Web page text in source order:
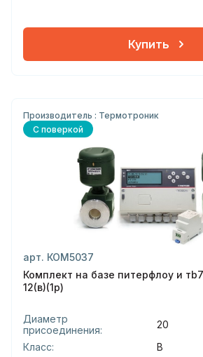
Купить
Производитель : Термотроник
С поверкой
арт. КОМ5037
Комплект на базе питерфлоу и
12(в)(1р)
Диаметр
присоединения:
20
Класс:
В